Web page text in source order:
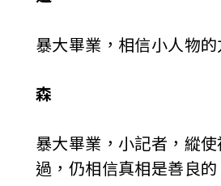
暴大畢業，相信小人物的
森
暴大畢業，小記者，縱
過，仍相信真相是善良的